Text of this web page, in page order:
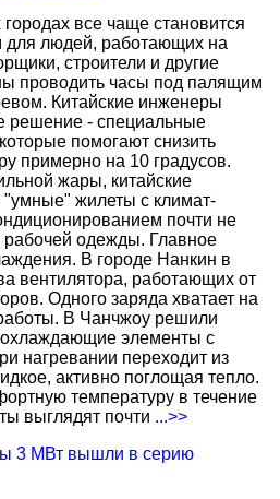
все чаще становится
людей, работающих на
строители и другие
проводить часы под палящим
Китайские инженеры
решение - специальные
помогают снизить
примерно на 10 градусов.
жары, китайские
жилеты с климат-
почти не
рабочей одежды. Главное
В городе Нанкин в
вентилятора, работающих от
Одного заряда хватает на
В Чанчжоу решили
охлаждающие элементы с
нагревании переходит из
активно поглощая тепло.
температуру в течение
выглядят почти ...>>
3 МВт вышли в серию